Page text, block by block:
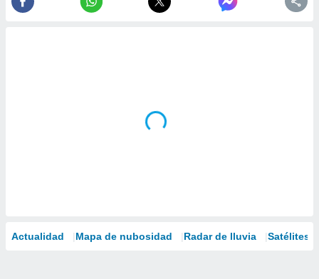
Actualidad Mapa de nubosidad Radar de lluvia Satélites